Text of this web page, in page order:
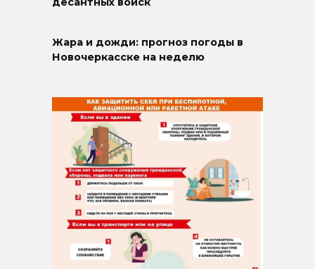
десантных войск
Жара и дожди: прогноз погоды в
Новочеркасске на неделю